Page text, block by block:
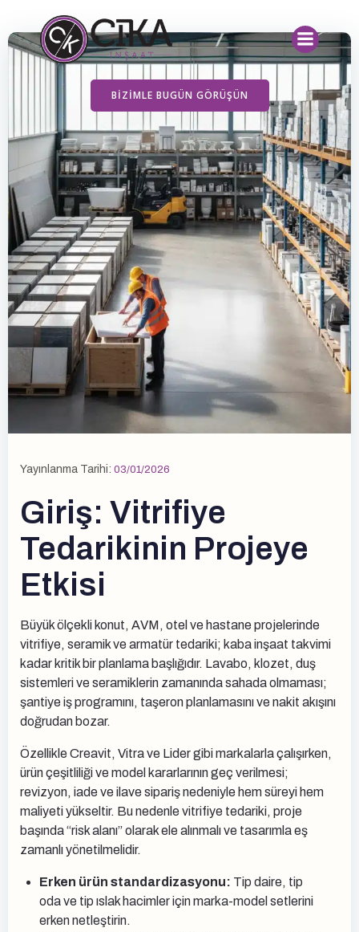
BIZIMLE BUGÜN GÖRÜŞÜN
Yayınlanma Tarihi: 03/01/2026
Giriş: Vitrifiye
Tedarikinin Projeye
Etkisi
Büyük ölçekli konut, AVM, otel ve hastane projelerinde
vitrifiye, seramik ve armatür tedariki; kaba inşaat takvimi
kadar kritik bir planlama başlığıdır. Lavabo, klozet, duş
sistemleri ve seramiklerin zamanında sahada olmaması;
şantiye iş programını, taşeron planlamasını ve nakit akışını
doğrudan bozar.
Özellikle Creavit, Vitra ve Lider gibi markalarla çalışırken,
ürün çeşitliliği ve model kararlarının geç verilmesi;
revizyon, iade ve ilave sipariş nedeniyle hem süreyi hem
maliyeti yükseltir. Bu nedenle vitrifiye tedariki, proje
başında “risk alanı” olarak ele alınmalı ve tasarımla eş
zamanlı yönetilmelidir.
Erken ürün standardizasyonu: Tip daire, tip
oda ve tip ıslak hacimler için marka-model setlerini
erken netleştirin.